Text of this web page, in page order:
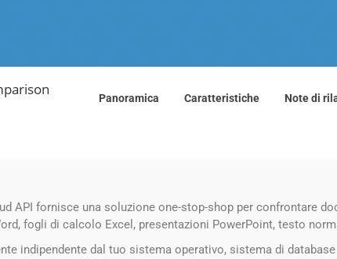
Panoramica Caratteristiche Note di
API fornisce una soluzione one-stop-shop per confrontare
fogli di calcolo Excel, presentazioni PowerPoint, testo
indipendente dal tuo sistema operativo, sistema di